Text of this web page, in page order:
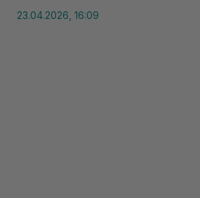
23.04.2026, 16:09